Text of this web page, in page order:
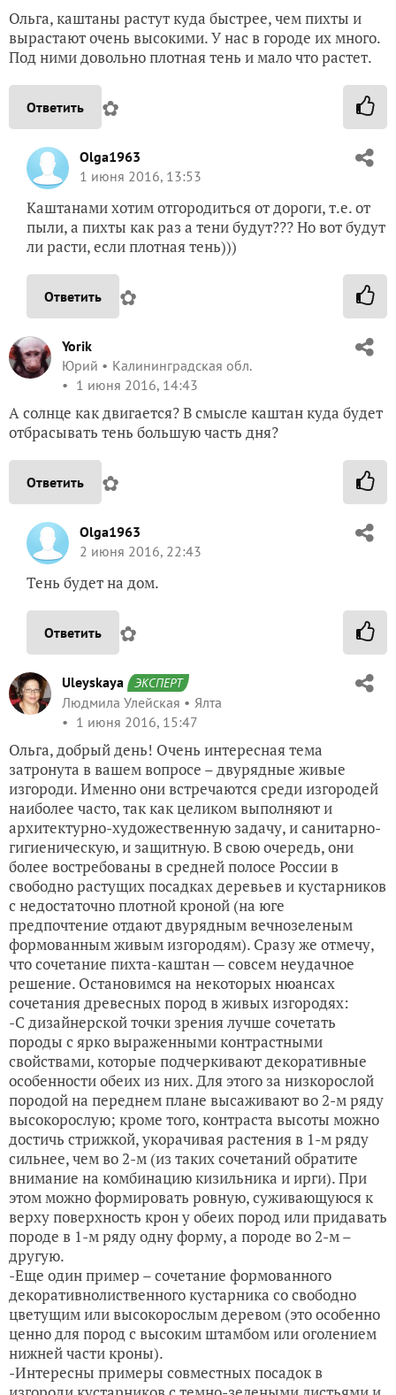
Ольга, каштаны растут куда быстрее, чем пихты и
вырастают очень высокими. У нас в городе их много.
Под ними довольно плотная тень и мало что растет.
Ответить ✿
Olga1963
1 июня 2016, 13:53
Каштанами хотим отгородиться от дороги, т.е. от
пыли, а пихты как раз а тени будут??? Но вот будут
ли расти, если плотная тень)))
Ответить ✿
Yorik
Юрий
Калининградская обл.
1 июня 2016, 14:43
А солнце как двигается? В смысле каштан куда будет
отбрасывать тень большую часть дня?
Ответить ✿
Olga1963
2 июня 2016, 22:43
Тень будет на дом.
Ответить ✿
Uleyskaya ЭКСПЕРТ
Людмила Улейская
Ялта
1 июня 2016, 15:47
Ольга, добрый день! Очень интересная тема
затронута в вашем вопросе – двурядные живые
изгороди. Именно они встречаются среди изгородей
наиболее часто, так как целиком выполняют и
архитектурно-художественную задачу, и санитарно-
гигиеническую, и защитную. В свою очередь, они
более востребованы в средней полосе России в
свободно растущих посадках деревьев и кустарников
с недостаточно плотной кроной (на юге
предпочтение отдают двурядным вечнозеленым
формованным живым изгородям). Сразу же отмечу,
что сочетание пихта-каштан — совсем неудачное
решение. Остановимся на некоторых нюансах
сочетания древесных пород в живых изгородях:
-С дизайнерской точки зрения лучше сочетать
породы с ярко выраженными контрастными
свойствами, которые подчеркивают декоративные
особенности обеих из них. Для этого за низкорослой
породой на переднем плане высаживают во 2-м ряду
высокорослую; кроме того, контраста высоты можно
достичь стрижкой, укорачивая растения в 1-м ряду
сильнее, чем во 2-м (из таких сочетаний обратите
внимание на комбинацию кизильника и ирги). При
этом можно формировать ровную, суживающуюся к
верху поверхность крон у обеих пород или придавать
породе в 1-м ряду одну форму, а породе во 2-м –
другую.
-Еще один пример – сочетание формованного
декоративнолиственного кустарника со свободно
цветущим или высокорослым деревом (это особенно
ценно для пород с высоким штамбом или оголением
нижней части кроны).
-Интересны примеры совместных посадок в